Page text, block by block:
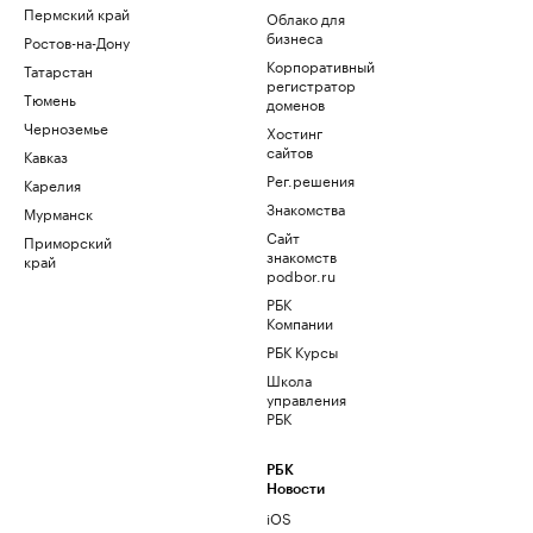
Пермский край
Ростов-на-Дону
Татарстан
Тюмень
Черноземье
Кавказ
Карелия
Мурманск
Приморский
край
Облако для
бизнеса
Корпоративный
регистратор
доменов
Хостинг
сайтов
Рег.решения
Знакомства
Сайт
знакомств
podbor.ru
РБК
Компании
РБК Курсы
Школа
управления
РБК
РБК
Новости
iOS